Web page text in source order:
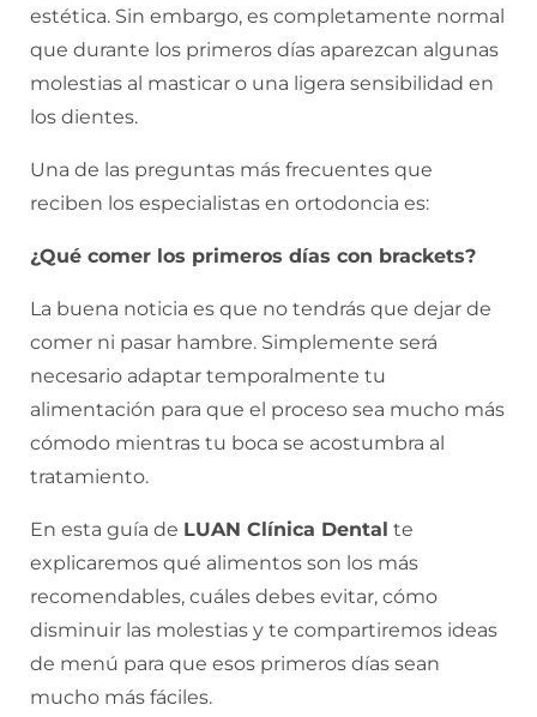
estética. Sin embargo, es completamente normal
que durante los primeros días aparezcan algunas
molestias al masticar o una ligera sensibilidad en
los dientes.
Una de las preguntas más frecuentes que
reciben los especialistas en ortodoncia es:
¿Qué comer los primeros días con brackets?
La buena noticia es que no tendrás que dejar de
comer ni pasar hambre. Simplemente será
necesario adaptar temporalmente tu
alimentación para que el proceso sea mucho más
cómodo mientras tu boca se acostumbra al
tratamiento.
En esta guía de LUAN Clínica Dental te
explicaremos qué alimentos son los más
recomendables, cuáles debes evitar, cómo
disminuir las molestias y te compartiremos ideas
de menú para que esos primeros días sean
mucho más fáciles.